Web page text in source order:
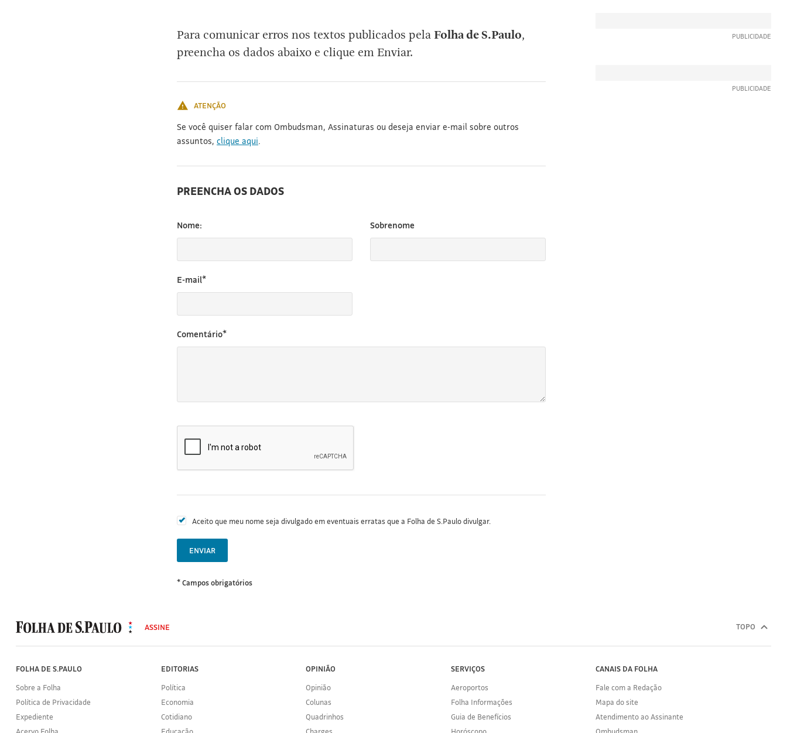
Para comunicar erros nos textos publicados pelaFolha de S.Paulo,
preencha os dados abaixo e clique em Enviar.
ATENÇÃO
Se você quiser falar com Ombudsman, Assinaturas ou deseja enviar e-mail sobre outros
assuntos, clique aqui.
PREENCHA OS DADOS
Nome: Sobrenome
E-mail*
Comentário*
Aceito que meu nome seja divulgado em eventuais erratas que a Folha de S.Paulo divulgar.
ENVIAR
* Campos obrigatórios
Folha
de
S.Paulo
ASSINE TOPO
FOLHA DE S.PAULO
Sobre a Folha
Política de Privacidade
Expediente
EDITORIAS
Política
Economia
Cotidiano
OPINIÃO
Opinião
Colunas
Quadrinhos
SERVIÇOS
Aeroportos
Folha Informações
Guia de Benefícios
CANAIS DA FOLHA
Fale com a Redação
Mapa do site
Atendimento ao Assinante